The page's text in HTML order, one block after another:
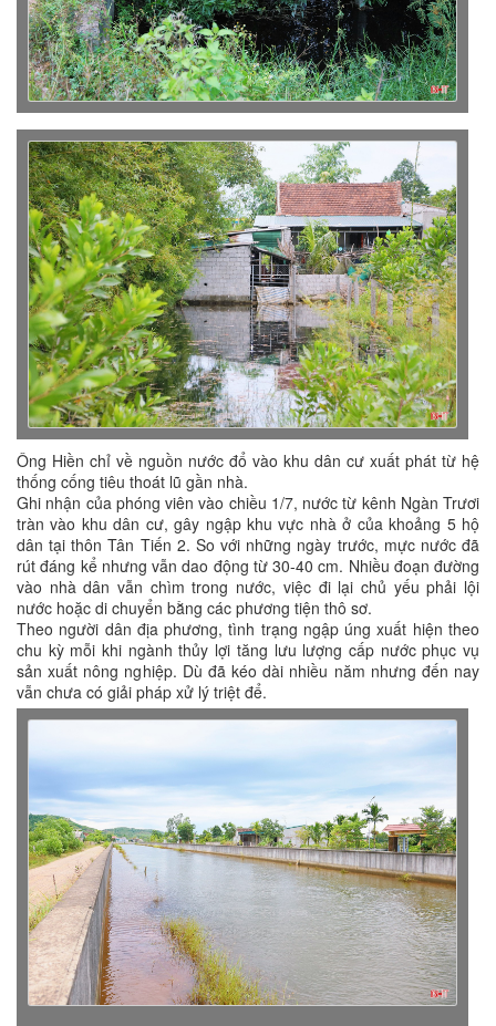
Ông Hiền chỉ về nguồn nước đổ vào khu dân cư xuất phát từ hệ
thống cống tiêu thoát lũ gần nhà.
Ghi nhận của phóng viên vào chiều 1/7, nước từ kênh Ngàn Trươi
tràn vào khu dân cư, gây ngập khu vực nhà ở của khoảng 5 hộ
dân tại thôn Tân Tiến 2. So với những ngày trước, mực nước đã
rút đáng kể nhưng vẫn dao động từ 30-40 cm. Nhiều đoạn đường
vào nhà dân vẫn chìm trong nước, việc đi lại chủ yếu phải lội
nước hoặc di chuyển bằng các phương tiện thô sơ.
Theo người dân địa phương, tình trạng ngập úng xuất hiện theo
chu kỳ mỗi khi ngành thủy lợi tăng lưu lượng cấp nước phục vụ
sản xuất nông nghiệp. Dù đã kéo dài nhiều năm nhưng đến nay
vẫn chưa có giải pháp xử lý triệt để.